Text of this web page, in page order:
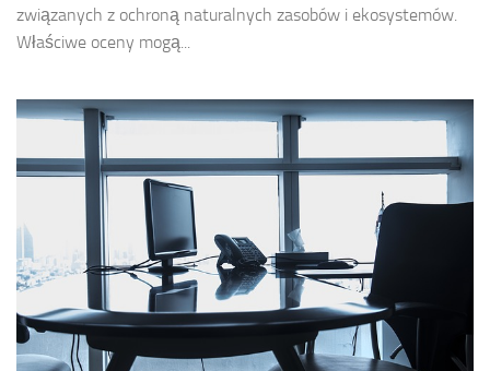
związanych z ochroną naturalnych zasobów i ekosystemów.
Właściwe oceny mogą...